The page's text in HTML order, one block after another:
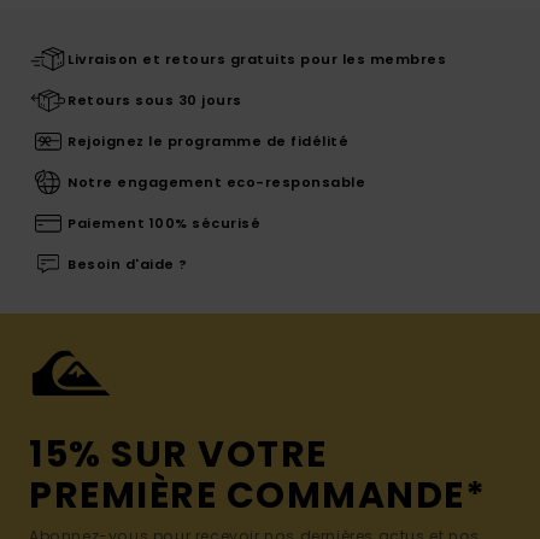
Livraison et retours gratuits pour les membres
Retours sous 30 jours
Rejoignez le programme de fidélité
Notre engagement eco-responsable
Paiement 100% sécurisé
Besoin d'aide ?
15% SUR VOTRE
PREMIÈRE COMMANDE*